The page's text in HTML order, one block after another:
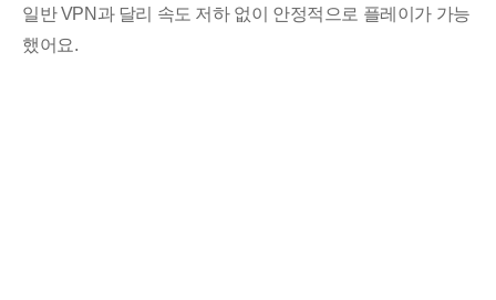
일반 VPN과 달리 속도 저하 없이 안정적으로 플레이가 가능
했어요.